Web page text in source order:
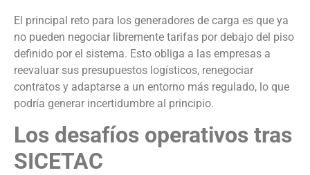
El principal reto para los generadores de carga es que ya
no pueden negociar libremente tarifas por debajo del piso
definido por el sistema. Esto obliga a las empresas a
reevaluar sus presupuestos logísticos, renegociar
contratos y adaptarse a un entorno más regulado, lo que
podría generar incertidumbre al principio.
Los desafíos operativos tras
SICETAC